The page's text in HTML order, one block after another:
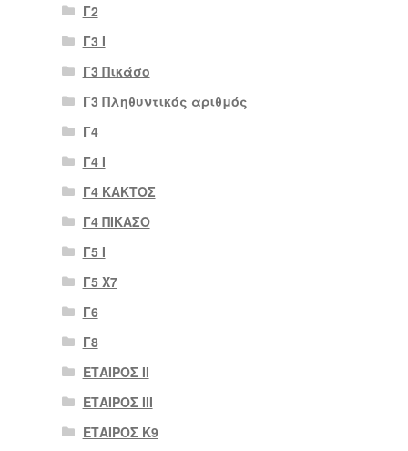
Γ2
Γ3 Ι
Γ3 Πικάσο
Γ3 Πληθυντικός αριθμός
Γ4
Γ4 Ι
Γ4 ΚΑΚΤΟΣ
Γ4 ΠΙΚΑΣΟ
Γ5 Ι
Γ5 Χ7
Γ6
Γ8
ΕΤΑΙΡΟΣ II
ΕΤΑΙΡΟΣ III
ΕΤΑΙΡΟΣ Κ9